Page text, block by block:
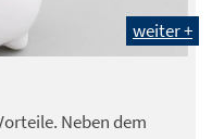
weiter +
Neben dem